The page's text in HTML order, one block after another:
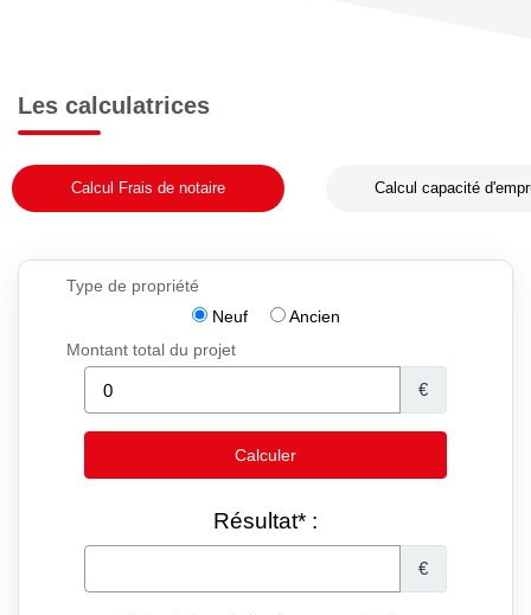
Les calculatrices
Calcul Frais de notaire Calcul capacité